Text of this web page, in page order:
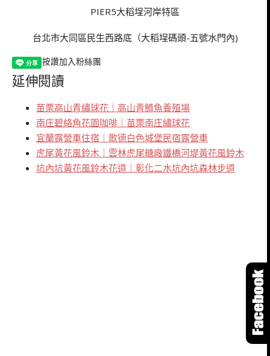
PIER5大稻埕河岸特區
台北市大同區民生西路底（大稻埕碼頭-五號水門內)
按讚加入粉絲團
延伸閱讀
苗栗高山青繡球花｜高山青鱒魚養殖場
南庄碧絡角花園咖啡｜苗栗南庄繡球花
宜蘭露營車住宿｜歌德白色城堡民宿露營車
虎尾黃花風鈴木｜雲林虎尾糖廠鐵橋河堤黃花風鈴木
坑內坑黃花風鈴木花道｜彰化二水坑內坑森林步道